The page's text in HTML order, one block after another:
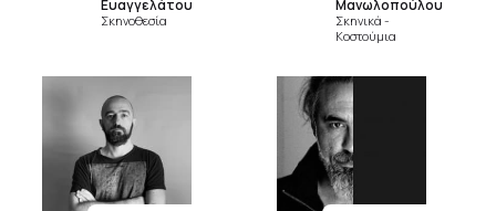
Ευαγγελάτου
Σκηνοθεσία
Μανωλοπούλου
Σκηνικά -
Κοστούμια